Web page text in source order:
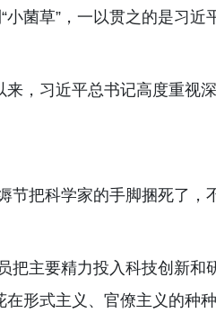
“小菌草”，一以贯之的是习
来，习近平总书记高度重视
节把科学家的手脚捆死了，
把主要精力投入科技创新
形式主义、官僚主义的种种